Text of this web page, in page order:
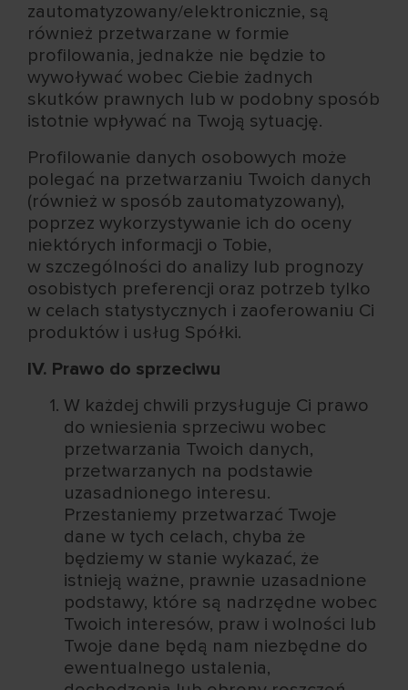
zautomatyzowany/elektronicznie, są
również przetwarzane w formie
profilowania, jednakże nie będzie to
wywoływać wobec Ciebie żadnych
skutków prawnych lub w podobny sposób
istotnie wpływać na Twoją sytuację.
Profilowanie danych osobowych może
polegać na przetwarzaniu Twoich danych
(również w sposób zautomatyzowany),
poprzez wykorzystywanie ich do oceny
niektórych informacji o Tobie,
w szczególności do analizy lub prognozy
osobistych preferencji oraz potrzeb tylko
w celach statystycznych i zaoferowaniu Ci
produktów i usług Spółki.
IV. Prawo do sprzeciwu
W każdej chwili przysługuje Ci prawo
do wniesienia sprzeciwu wobec
przetwarzania Twoich danych,
przetwarzanych na podstawie
uzasadnionego interesu.
Przestaniemy przetwarzać Twoje
dane w tych celach, chyba że
będziemy w stanie wykazać, że
istnieją ważne, prawnie uzasadnione
podstawy, które są nadrzędne wobec
Twoich interesów, praw i wolności lub
Twoje dane będą nam niezbędne do
ewentualnego ustalenia,